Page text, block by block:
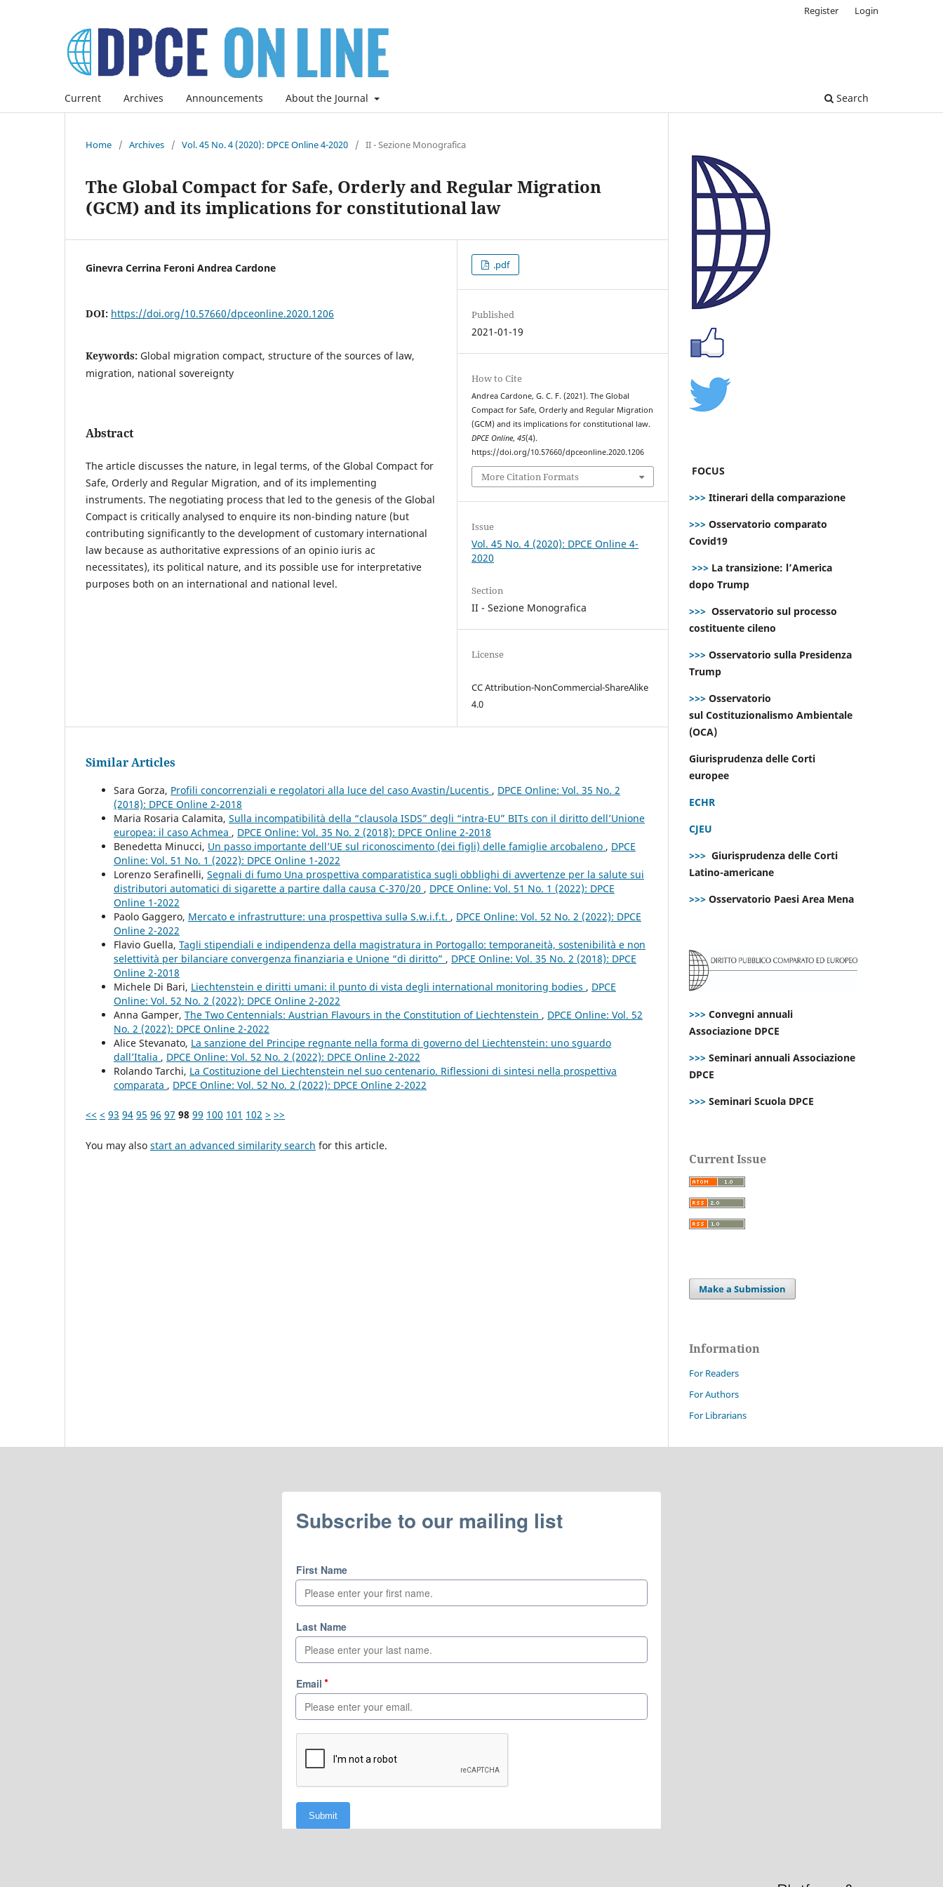
Current Archives Announcements About the Journal Search
Register Login
Home / Archives / Vol. 45 No. 4 (2020): DPCE Online 4-2020 / II - Sezione Monografica
The Global Compact for Safe, Orderly and Regular Migration
(GCM) and its implications for constitutional law
Ginevra Cerrina Feroni Andrea Cardone
DOI: https://doi.org/10.57660/dpceonline.2020.1206
Keywords: Global migration compact, structure of the sources of law,
migration, national sovereignty
Abstract
The article discusses the nature, in legal terms, of the Global Compact for
Safe, Orderly and Regular Migration, and of its implementing
instruments. The negotiating process that led to the genesis of the Global
Compact is critically analysed to enquire its non-binding nature (but
contributing significantly to the development of customary international
law because as authoritative expressions of an opinio iuris ac
necessitates), its political nature, and its possible use for interpretative
purposes both on an international and national level.
.pdf
Published
2021-01-19
How to Cite
Andrea Cardone, G. C. F. (2021). The Global
Compact for Safe, Orderly and Regular Migration
(GCM) and its implications for constitutional law.
DPCE Online,45(4).
https://doi.org/10.57660/dpceonline.2020.1206
More Citation Formats
Issue
Vol. 45 No. 4 (2020): DPCE Online 4-
2020
Section
II - Sezione Monografica
License
CC Attribution-NonCommercial-ShareAlike
4.0
Similar Articles
Sara Gorza, Profili concorrenziali e regolatori alla luce del caso Avastin/Lucentis , DPCE Online: Vol. 35 No. 2
(2018): DPCE Online 2-2018
Maria Rosaria Calamita, Sulla incompatibilità della “clausola ISDS” degli “intra-EU” BITs con il diritto dell’Unione
europea: il caso Achmea , DPCE Online: Vol. 35 No. 2 (2018): DPCE Online 2-2018
Benedetta Minucci, Un passo importante dell’UE sul riconoscimento (dei figli) delle famiglie arcobaleno , DPCE
Online: Vol. 51 No. 1 (2022): DPCE Online 1-2022
Lorenzo Serafinelli, Segnali di fumo Una prospettiva comparatistica sugli obblighi di avvertenze per la salute sui
distributori automatici di sigarette a partire dalla causa C-370/20 , DPCE Online: Vol. 51 No. 1 (2022): DPCE
Online 1-2022
Paolo Gaggero, Mercato e infrastrutture: una prospettiva sullə S.w.i.f.t. , DPCE Online: Vol. 52 No. 2 (2022): DPCE
Online 2-2022
Flavio Guella, Tagli stipendiali e indipendenza della magistratura in Portogallo: temporaneità, sostenibilità e non
selettività per bilanciare convergenza finanziaria e Unione “di diritto” , DPCE Online: Vol. 35 No. 2 (2018): DPCE
Online 2-2018
Michele Di Bari, Liechtenstein e diritti umani: il punto di vista degli international monitoring bodies , DPCE
Online: Vol. 52 No. 2 (2022): DPCE Online 2-2022
Anna Gamper, The Two Centennials: Austrian Flavours in the Constitution of Liechtenstein , DPCE Online: Vol. 52
No. 2 (2022): DPCE Online 2-2022
Alice Stevanato, La sanzione del Principe regnante nella forma di governo del Liechtenstein: uno sguardo
dall’Italia , DPCE Online: Vol. 52 No. 2 (2022): DPCE Online 2-2022
Rolando Tarchi, La Costituzione del Liechtenstein nel suo centenario. Riflessioni di sintesi nella prospettiva
comparata , DPCE Online: Vol. 52 No. 2 (2022): DPCE Online 2-2022
<< < 93 94 95 96 97 98 99 100 101 102 > >>
You may also start an advanced similarity search for this article.
FOCUS
>>> Itinerari della comparazione
>>> Osservatorio comparato
Covid19
>>> La transizione: l’America
dopo Trump
>>> Osservatorio sul processo
costituente cileno
>>> Osservatorio sulla Presidenza
Trump
>>> Osservatorio
sul Costituzionalismo Ambientale
(OCA)
Giurisprudenza delle Corti
europee
ECHR
CJEU
>>> Giurisprudenza delle Corti
Latino-americane
>>> Osservatorio Paesi Area Mena
>>> Convegni annuali
Associazione DPCE
>>> Seminari annuali Associazione
DPCE
>>> Seminari Scuola DPCE
Current Issue
Make a Submission
Information
For Readers
For Authors
For Librarians